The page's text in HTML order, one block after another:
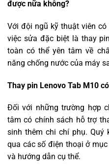
được nữa không?
Với đội ngũ kỹ thuật viên
việc sửa đặc biệt là thay
toàn có thể yên tâm về
năng chống nước của máy
Thay pin Lenovo Tab M10
Đối với những trường hợp
tâm có chính sách hỗ trợ
sinh thêm chi chí phụ. Quý
qua các số điện thoại ở
và hướng dẫn cụ thể.